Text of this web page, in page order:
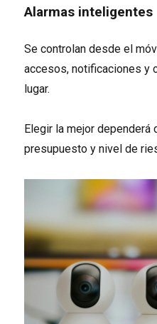
Alarmas inteligentes
Se controlan desde el
accesos, notificaciones y
lugar.
Elegir la mejor dependerá
presupuesto y nivel de